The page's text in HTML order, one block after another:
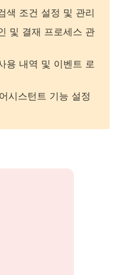
색 조건 설정 및 관리
및 결재 프로세스 관
용 내역 및 이벤트 로
시스턴트 기능 설정